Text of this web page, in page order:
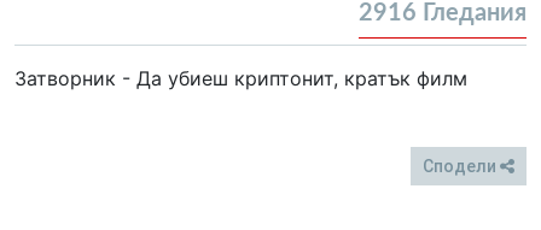
2916 Гледания
Затворник - Да убиеш криптонит, кратък филм
Сподели